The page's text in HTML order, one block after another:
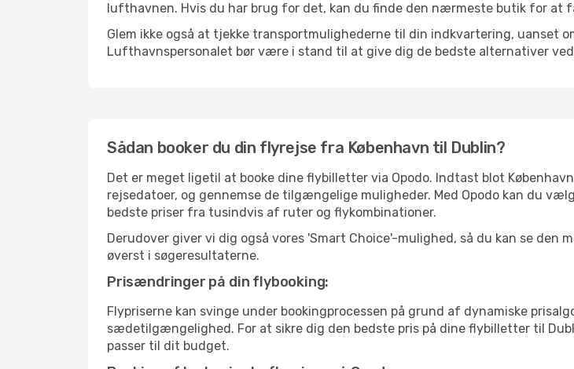
lufthavnen. Hvis du har brug for det, kan du finde den nærmeste butik for at
Glem ikke også at tjekke transportmulighederne til din indkvartering,
Lufthavnspersonalet bør være i stand til at give dig de bedste alternativer
Sådan booker du din flyrejse fra København til Dublin?
Det er meget ligetil at booke dine flybilletter via Opodo. Indtast blot
rejsedatoer, og gennemse de tilgængelige muligheder. Med Opodo kan du
bedste priser fra tusindvis af ruter og flykombinationer.
Derudover giver vi dig også vores 'Smart Choice'-mulighed, så du kan se
øverst i søgeresultaterne.
Prisændringer på din flybooking:
Flypriserne kan svinge under bookingprocessen på grund af dynamiske
sædetilgængelighed. For at sikre dig den bedste pris på dine flybilletter til
passer til dit budget.